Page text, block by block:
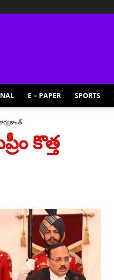
E – PAPER SPORTS
కొత్త